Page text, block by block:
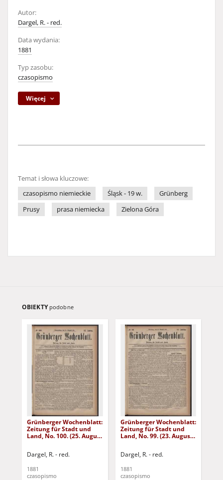
Autor:
Dargel, R. - red.
Data wydania:
1881
Typ zasobu:
czasopismo
Więcej
Temat i słowa kluczowe:
czasopismo niemieckie
Śląsk - 19 w.
Grünberg
Prusy
prasa niemiecka Zielona Góra
OBIEKTY podobne
Grünberger Wochenblatt:
Zeitung für Stadt und
Land, No. 100. (25. August
Dargel, R. - red.
1881
czasopismo
Grünberger Wochenblatt:
Zeitung für Stadt und
Land, No. 99. (23. August
Dargel, R. - red.
1881
czasopismo